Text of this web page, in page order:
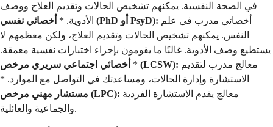
في الصحة النفسية. يمكنهم تشخيص الحالات وتقديم العلاج ووصف
الأدوية. *
أخصائي نفسي (PhD أو PsyD):
النفس. يمكنهم تشخيص الحالات وتقديم العلاج، ولكن معظمهم لا
يستطيع وصف الأدوية. غالبًا ما يقومون بإجراء اختبارات نفسية معمقة.
* أخصائي اجتماعي سريري مرخص (LCSW):
الاستشارة وإدارة الحالات، ومساعدتك في التواصل مع الموارد. *
مستشار مهني مرخص (LPC):
والجماعية والعائلية.